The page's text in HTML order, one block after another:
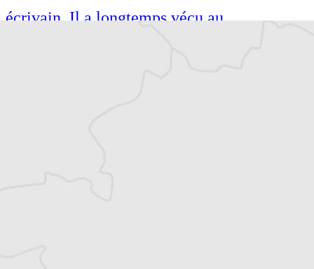
écrivain. Il a longtemps vécu au